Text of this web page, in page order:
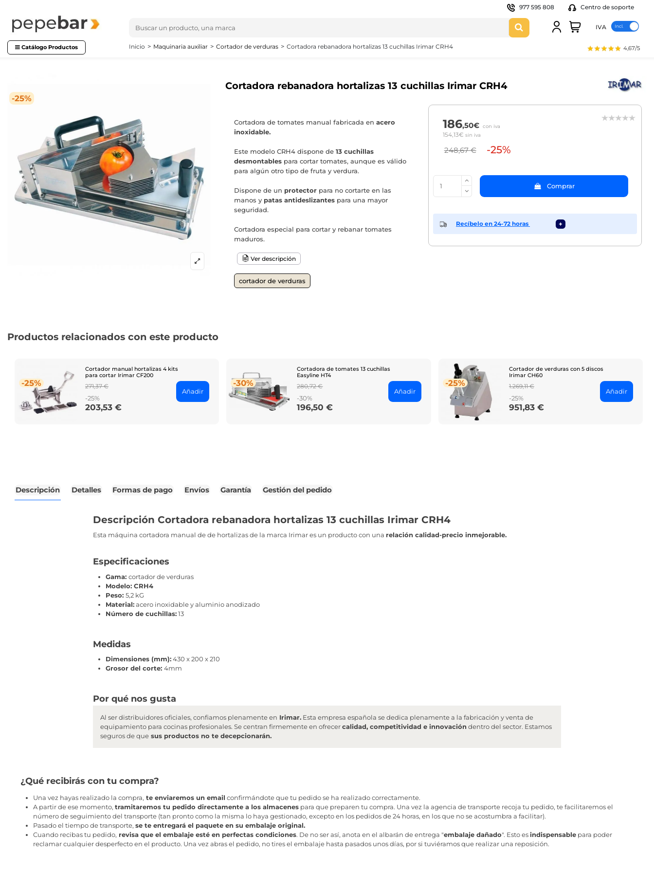
977 595 808 Centro de soporte
IVA
Catálogo Productos 4,67/5
Inicio Maquinaria auxiliar Cortador de verduras Cortadora rebanadora hortalizas 13 cuchillas Irimar CRH4
-25%
Cortadora rebanadora hortalizas 13 cuchillas Irimar CRH4
Cortadora de tomates manual fabricada en acero
inoxidable.
Este modelo CRH4 dispone de 13 cuchillas
desmontablespara cortar tomates, aunque es válido
para algún otro tipo de fruta y verdura.
Dispone de un protectorpara no cortarte en las
manos y patas antideslizantespara una mayor
seguridad.
Cortadora especial para cortar y rebanar tomates
maduros.
Ver descripción
cortador de verduras
186,50€ con iva
154,13€ sin iva
248,67 € -25%
Comprar
Recíbelo en 24-72 horas +
Productos relacionados con este producto
-25%
Cortador manual hortalizas 4 kits
para cortar Irimar CF200
Regular
price
271,37 €
-25%
Price
203,53 €
Añadir
-30%
Cortadora de tomates 13 cuchillas
Easyline HT4
Regular
price
280,72 €
-30%
Price
196,50 €
Añadir
-25%
Cortador de verduras con 5 discos
Irimar CH60
Regular
price
1.269,11 €
-25%
Price
951,83 €
Añadir
Descripción Detalles Formas de pago Envíos Garantía Gestión del pedido
Descripción Cortadora rebanadora hortalizas 13 cuchillas Irimar CRH4
Esta máquina cortadora manual de de hortalizas de la marca Irimar es un producto con una relación calidad-precio inmejorable.
Especificaciones
Gama: cortador de verduras
Modelo: CRH4
Peso: 5,2 kG
Material:acero inoxidable y aluminio anodizado
Número de cuchillas:13
Medidas
Dimensiones (mm):430 x 200 x 210
Grosor del corte: 4mm
Por qué nos gusta
Al ser distribuidores oficiales, confiamos plenamente en Irimar. Esta empresa española se dedica plenamente a la fabricación y venta de
equipamiento para cocinas profesionales. Se centran firmemente en ofrecercalidad, competitividad e innovación dentro del sector. Estamos
seguros de que sus productos no te decepcionarán.
¿Qué recibirás con tu compra?
Una vez hayas realizado la compra, te enviaremos un email confirmándote que tu pedido se ha realizado correctamente.
A partir de ese momento, tramitaremos tu pedido directamente a los almacenespara que preparen tu compra. Una vez la agencia de transporte recoja tu pedido, te facilitaremos el
número de seguimiento del transporte (tan pronto como la misma lo haya gestionado, excepto en los pedidos de 24 horas, en los que no se acostumbra a facilitar).
Pasado el tiempo de transporte, se te entregará el paquete en su embalaje original.
Cuando recibas tu pedido, revisa que el embalaje esté en perfectas condiciones. De no ser así, anota en el albarán de entrega "embalaje dañado". Esto esindispensablepara poder
reclamar cualquier desperfecto en el producto. Una vez abras el pedido, no tires el embalaje hasta pasados unos días, por si tuviéramos que realizar una reposición.